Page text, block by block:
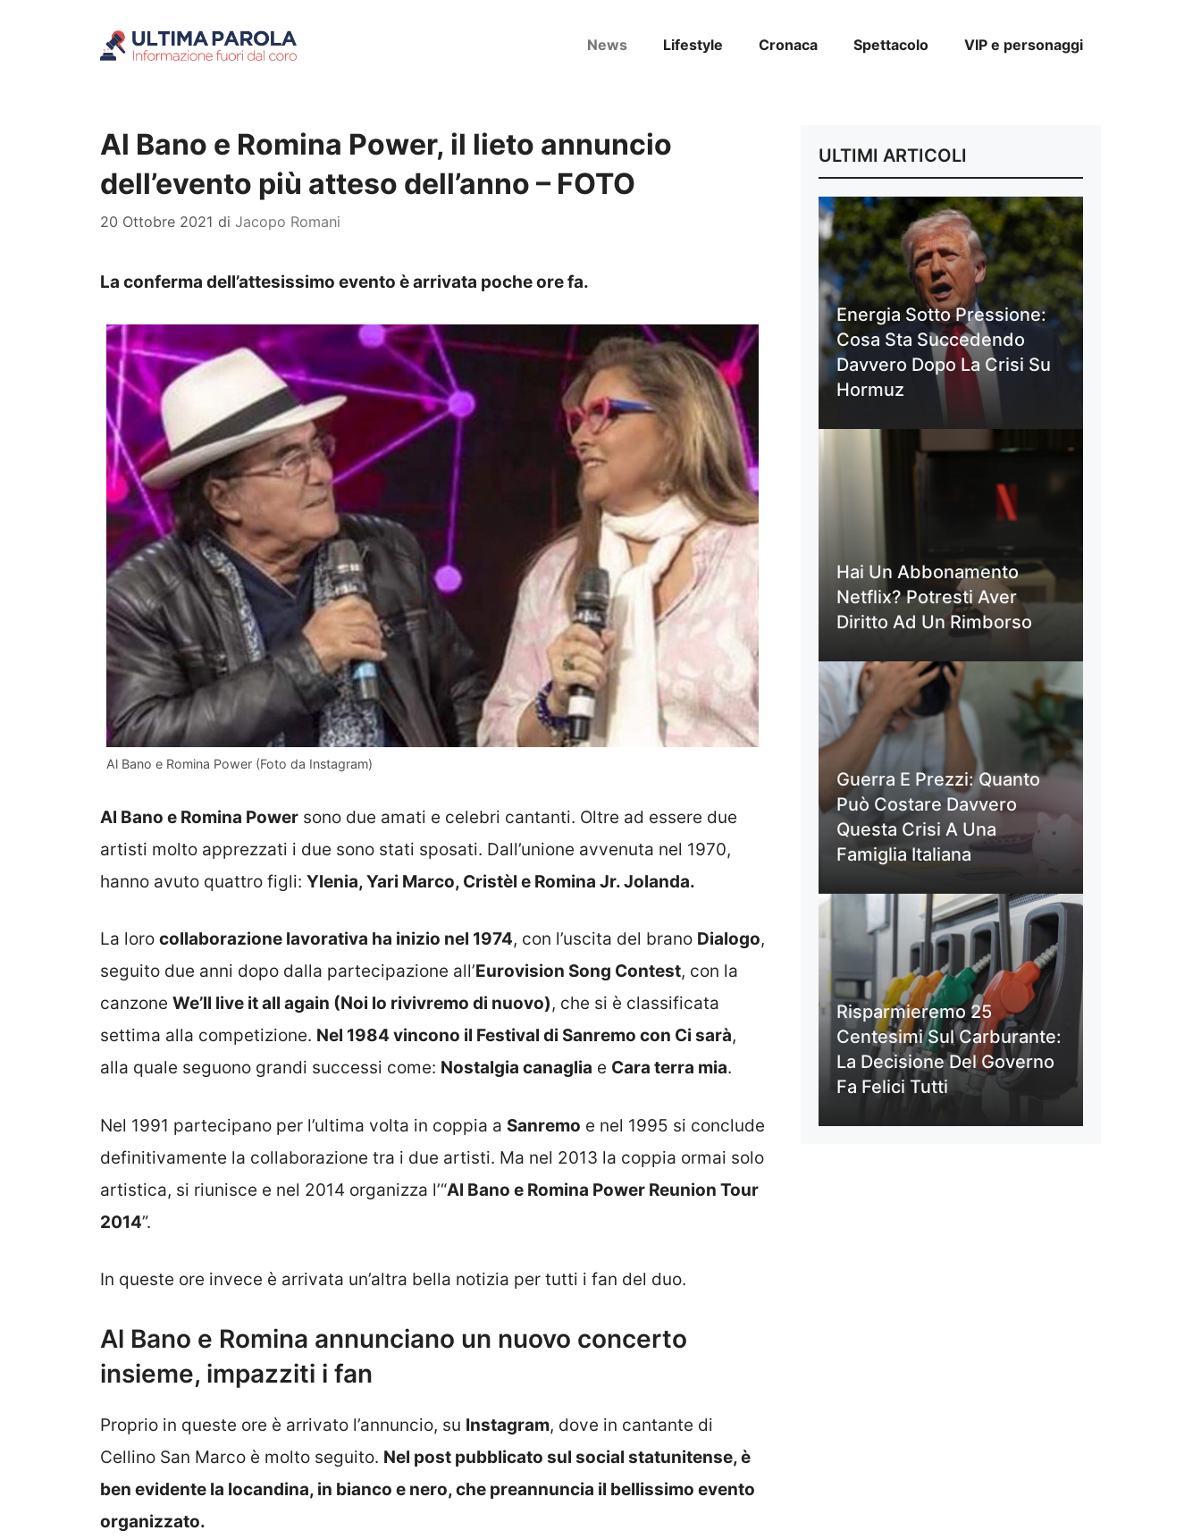
News Lifestyle Cronaca Spettacolo VIP e personaggi
Al Bano e Romina Power, il lieto annuncio
dell’evento più atteso dell’anno – FOTO
20 Ottobre 2021 di Jacopo Romani
La conferma dell’attesissimo evento è arrivata poche ore fa.
Al Bano e Romina Power (Foto da Instagram)
Al Bano e Romina Power sono due amati e celebri cantanti. Oltre ad essere due
artisti molto apprezzati i due sono stati sposati. Dall’unione avvenuta nel 1970,
hanno avuto quattro figli: Ylenia, Yari Marco, Cristèl e Romina Jr. Jolanda.
La loro collaborazione lavorativa ha inizio nel 1974, con l’uscita del brano Dialogo,
seguito due anni dopo dalla partecipazione all’Eurovision Song Contest, con la
canzone We’ll live it all again (Noi lo rivivremo di nuovo), che si è classificata
settima alla competizione. Nel 1984 vincono il Festival di Sanremo con Ci sarà,
alla quale seguono grandi successi come: Nostalgia canaglia e Cara terra mia.
Nel 1991 partecipano per l’ultima volta in coppia a Sanremo e nel 1995 si conclude
definitivamente la collaborazione tra i due artisti. Ma nel 2013 la coppia ormai solo
artistica, si riunisce e nel 2014 organizza l’“Al Bano e Romina Power Reunion Tour
2014”.
In queste ore invece è arrivata un’altra bella notizia per tutti i fan del duo.
Al Bano e Romina annunciano un nuovo concerto
insieme, impazziti i fan
Proprio in queste ore è arrivato l’annuncio, su Instagram, dove in cantante di
Cellino San Marco è molto seguito. Nel post pubblicato sul social statunitense, è
ben evidente la locandina, in bianco e nero, che preannuncia il bellissimo evento
organizzato.
ULTIMI ARTICOLI
Energia Sotto Pressione:
Cosa Sta Succedendo
Davvero Dopo La Crisi Su
Hormuz
Hai Un Abbonamento
Netflix? Potresti Aver
Diritto Ad Un Rimborso
Guerra E Prezzi: Quanto
Può Costare Davvero
Questa Crisi A Una
Famiglia Italiana
Risparmieremo 25
Centesimi Sul Carburante:
La Decisione Del Governo
Fa Felici Tutti